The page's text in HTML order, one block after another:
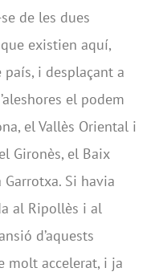
de les dues
existien aquí,
i desplaçant a
el podem
el Vallès Oriental i
Gironès, el Baix
Garrotxa. Si havia
al Ripollès i al
d’aquests
molt accelerat, i ja